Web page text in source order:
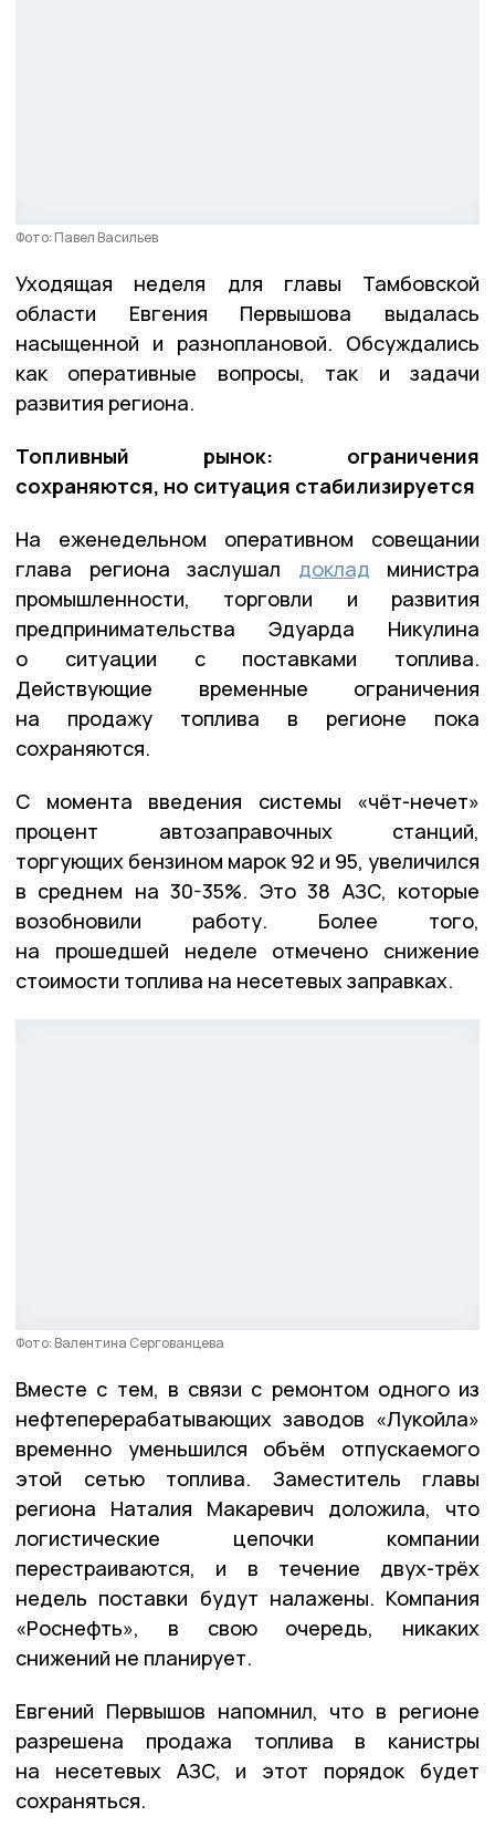
Фото: Павел Васильев
Уходящая неделя для главы Тамбовской
области Евгения Первышова выдалась
насыщенной и разноплановой. Обсуждались
как оперативные вопросы, так и задачи
развития региона.
Топливный рынок: ограничения
сохраняются, но ситуация стабилизируется
На еженедельном оперативном совещании
глава региона заслушал доклад министра
промышленности, торговли и развития
предпринимательства Эдуарда Никулина
о ситуации с поставками топлива.
Действующие временные ограничения
на продажу топлива в регионе пока
сохраняются.
С момента введения системы «чёт-нечет»
процент автозаправочных станций,
торгующих бензином марок 92 и 95, увеличился
в среднем на 30-35%. Это 38 АЗС, которые
возобновили работу. Более того,
на прошедшей неделе отмечено снижение
стоимости топлива на несетевых заправках.
Фото: Валентина Сергованцева
Вместе с тем, в связи с ремонтом одного из
нефтеперерабатывающих заводов «Лукойла»
временно уменьшился объём отпускаемого
этой сетью топлива. Заместитель главы
региона Наталия Макаревич доложила, что
логистические цепочки компании
перестраиваются, и в течение двух-трёх
недель поставки будут налажены. Компания
«Роснефть», в свою очередь, никаких
снижений не планирует.
Евгений Первышов напомнил, что в регионе
разрешена продажа топлива в канистры
на несетевых АЗС, и этот порядок будет
сохраняться.